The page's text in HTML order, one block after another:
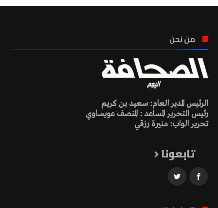
من نحن
الرئيس المدير العام: سعيد بن كريم
رئيس التحرير المساعد : المنصف عويساوي
تحرير الواب: منيرة رزقي
تابعونا